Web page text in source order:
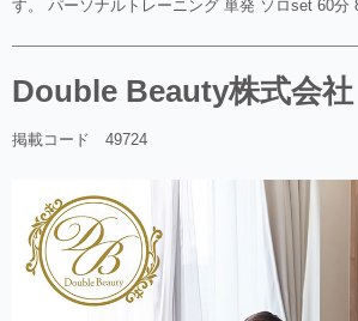
す。 パーソナルトレーニング 単発 ソロset 60分
Double Beauty株式会社
掲載コード 49724